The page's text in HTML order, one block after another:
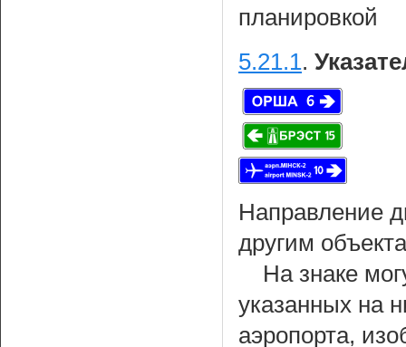
планировкой
5.21.1.
Направление
другим
На знаке
указанных на
аэропорта,